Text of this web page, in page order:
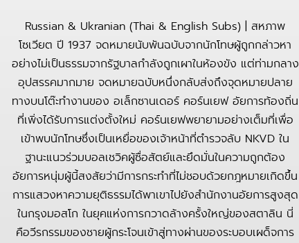
Russian & Ukranian (Thai & English Subs) | สหภาพ
โซเวียต ปี 1937 จดหมายนับพันฉบับจากนักโทษผู้ถูกกล่าวหา
อย่างไม่เป็นธรรมจากรัฐบาลกำลังถูกเผาในห้องขัง แต่ท่ามกลาง
อุปสรรคมากมาย จดหมายฉบับหนึ่งกลับส่งถึงจุดหมายปลาย
ทางบนโต๊ะทำงานของ อเล็กซานเดอร์ คอร์นเยฟ อัยการท้องถิ่น
ที่เพิ่งได้รับการแต่งตั้งใหม่ คอร์นเยฟพยายามอย่างเต็มที่เพื่อ
เข้าพบนักโทษซึ่งเป็นเหยื่อของเจ้าหน้าที่ตำรวจลับ NKVD ใน
ฐานะแนวร่วมบอลเชวิคผู้ซื่อสัตย์และยึดมั่นในความถูกต้อง
อัยการหนุ่มผู้นี้สงสัยว่ามีการกระทำที่ไม่ชอบด้วยกฎหมายเกิดขึ้น
การแสวงหาความยุติธรรมได้พาเขาไปยังสำนักงานอัยการสูงสุด
ในกรุงมอสโก ในยุคแห่งการกวาดล้างครั้งใหญ่ของสตาลิน นี่
คือวีรกรรมของชายผู้กระโจนเข้าสู่ทางผ่านของระบอบเผด็จการ